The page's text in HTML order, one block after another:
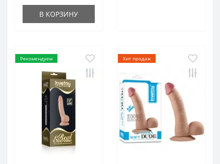
В КОРЗИНУ
Рекомендуем Хит продаж